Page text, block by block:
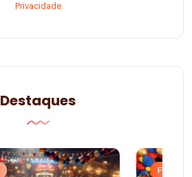
Privacidade
Destaques
Festa